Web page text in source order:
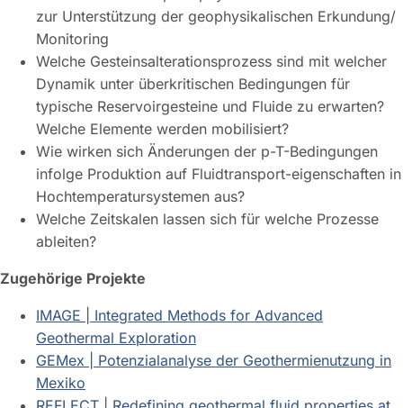
zur Unterstützung der geophysikalischen Erkundung/
Monitoring
Welche Gesteinsalterationsprozess sind mit welcher
Dynamik unter überkritischen Bedingungen für
typische Reservoirgesteine und Fluide zu erwarten?
Welche Elemente werden mobilisiert?
Wie wirken sich Änderungen der p-T-Bedingungen
infolge Produktion auf Fluidtransport-eigenschaften in
Hochtemperatursystemen aus?
Welche Zeitskalen lassen sich für welche Prozesse
ableiten?
Zugehörige Projekte
IMAGE | Integrated Methods for Advanced
Geothermal Exploration
GEMex | Potenzialanalyse der Geothermienutzung in
Mexiko